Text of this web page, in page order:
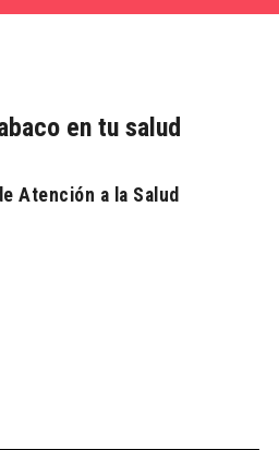
en tu salud
Atención a la Salud